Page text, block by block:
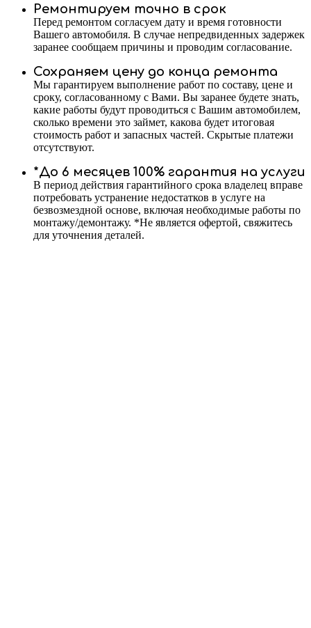
Ремонтируем точно в срок
Перед ремонтом согласуем дату и время готовности
Вашего автомобиля. В случае непредвиденных задержек
заранее сообщаем причины и проводим согласование.
Сохраняем цену до конца ремонта
Мы гарантируем выполнение работ по составу, цене и
сроку, согласованному с Вами. Вы заранее будете знать,
какие работы будут проводиться с Вашим автомобилем,
сколько времени это займет, какова будет итоговая
стоимость работ и запасных частей. Скрытые платежи
отсутствуют.
*До 6 месяцев 100% гарантия на услуги
В период действия гарантийного срока владелец вправе
потребовать устранение недостатков в услуге на
безвозмездной основе, включая необходимые работы по
монтажу/демонтажу. *Не является офертой, свяжитесь
для уточнения деталей.